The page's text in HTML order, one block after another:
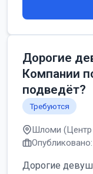
Дорогие
Компании
подведёт?
Требуются
Шломи (Центр
Дорогие